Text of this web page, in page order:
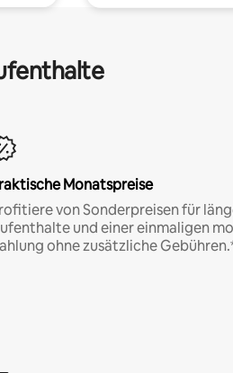
Monatspreise
von Sonderpreisen für
und einer einmaligen
ohne zusätzliche